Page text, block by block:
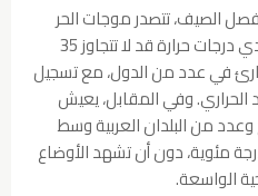
الصيف، تتصدر موجات الحر
عناوين الأخبار في أوروبا، حيث تؤدي درجات حرارة قد لا تتجاوز 35
في عدد من الدول، مع تسجيل
الحراري. وفي المقابل، يعيش
من البلدان العربية وسط
حرارة تتراوح بين 45 و50 درجة مئوية، دون أن تشهد الأوضاع
الواسعة.